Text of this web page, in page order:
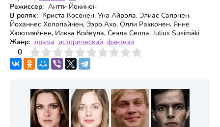
Режиссер: Антти Йокинен
В ролях: Криста Косонен, Уна Айрола, Элиас Салонен,
Йоханнес Холопайнен, Ээро Ахо, Олли Рахконен, Янне
Хюютияйнен, Илкка Койвула, Сеэла Селла, Julius Susimäki
Жанр: драма исторический фэнтези
0
4 6 7 8 9 10